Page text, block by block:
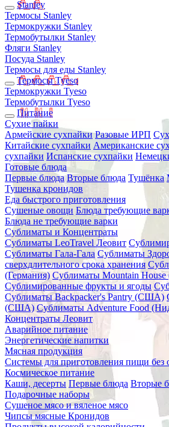
Stanley
Термосы Stanley
Термокружки Stanley
Термобутылки Stanley
Фляги Stanley
Посуда Stanley
Термосы для еды Stanley
Термосы Tyeso
Термокружки Tyeso
Термобутылки Tyeso
Питание
Сухие пайки
Армейские сухпайки Разовые ИРП
Китайские сухпайки Американские
сухпайки Испанские сухпайки
Готовые блюда
Первые блюда Вторые блюда Тушёнка
Тушенка кронидов
Еда быстрого приготовления
Сушеные овощи Блюда требующие
Блюда не требующие варки
Сублиматы и Концентраты
Сублиматы LeoTravel Леовит
Сублиматы Гала-Гала Сублиматы
сверхдлительного срока хранения
(Германия) Сублиматы Mountain
Сублимированные фрукты и ягоды
Сублиматы Backpacker's Pantry (США)
(США) Сублиматы Adventure Food
Концентраты Леовит
Аварийное питание
Энергетические напитки
Мясная продукция
Системы для приготовления пищи без
Космическое питание
Каши, десерты Первые блюда Вторые
Подарочные наборы
Сушеное мясо и вяленое мясо
Чипсы мясные Кронидов